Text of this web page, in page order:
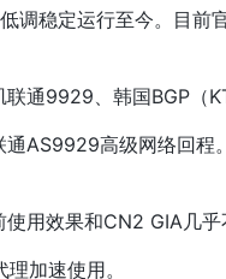
稳定运行至今。目前
通9929、韩国BGP（
AS9929高级网络回
用效果和CN2 GIA几乎
加速使用。